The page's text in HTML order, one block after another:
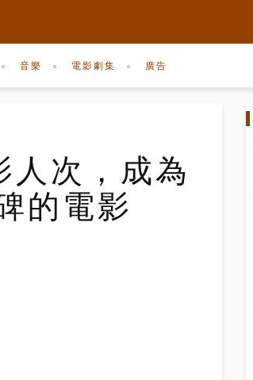
音樂 電影劇集 廣告
次，成為
的電影